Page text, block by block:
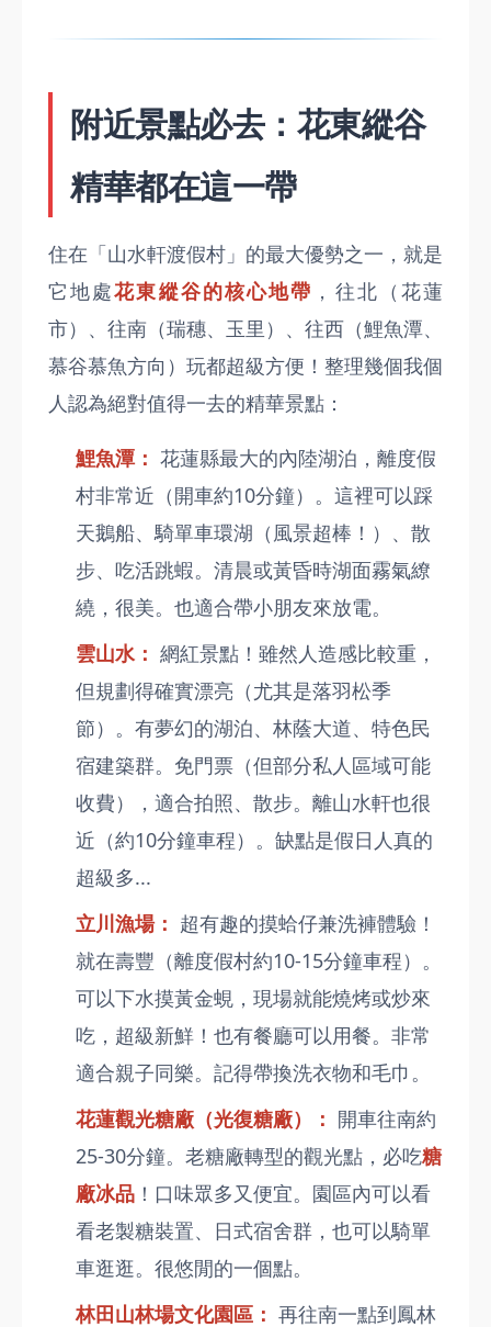
附近景點必去：花東縱谷
精華都在這一帶
住在「山水軒渡假村」的最大優勢之一，就是
它地處花東縱谷的核心地帶 ，往北（花蓮
市）、往南（瑞穗、玉里）、往西（鯉魚潭、
慕谷慕魚方向）玩都超級方便！整理幾個我個
人認為絕對值得一去的精華景點：
鯉魚潭： 花蓮縣最大的內陸湖泊，離度假
村非常近（開車約10分鐘）。這裡可以踩
天鵝船、騎單車環湖（風景超棒！）、散
步、吃活跳蝦。清晨或黃昏時湖面霧氣繚
繞，很美。也適合帶小朋友來放電。
雲山水： 網紅景點！雖然人造感比較重，
但規劃得確實漂亮（尤其是落羽松季
節）。有夢幻的湖泊、林蔭大道、特色民
宿建築群。免門票（但部分私人區域可能
收費），適合拍照、散步。離山水軒也很
近（約10分鐘車程）。缺點是假日人真的
超級多...
立川漁場： 超有趣的摸蛤仔兼洗褲體驗！
就在壽豐（離度假村約10-15分鐘車程）。
可以下水摸黃金蜆，現場就能燒烤或炒來
吃，超級新鮮！也有餐廳可以用餐。非常
適合親子同樂。記得帶換洗衣物和毛巾。
花蓮觀光糖廠（光復糖廠）： 開車往南約
25-30分鐘。老糖廠轉型的觀光點，必吃糖
廠冰品 ！口味眾多又便宜。園區內可以看
看老製糖裝置、日式宿舍群，也可以騎單
車逛逛。很悠閒的一個點。
林田山林場文化園區： 再往南一點到鳳林